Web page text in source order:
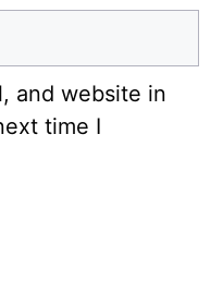
and website in
time I